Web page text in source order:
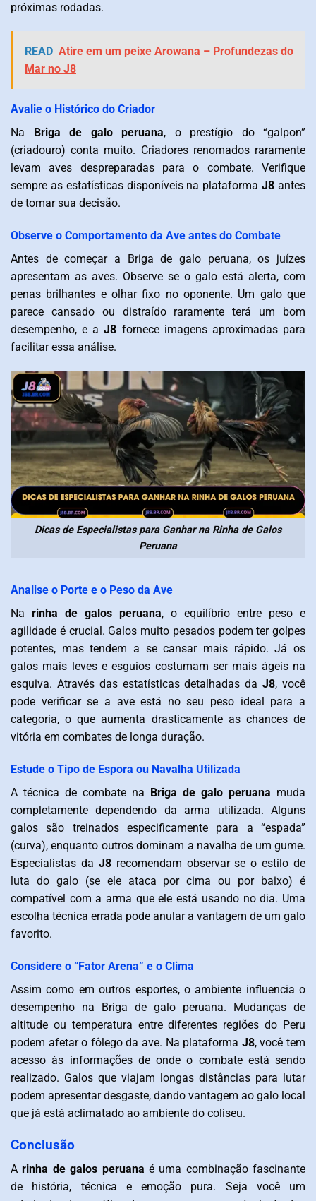
próximas rodadas.
READ Atire em um peixe Arowana – Profundezas do
Mar no J8
Avalie o Histórico do Criador
Na Briga de galo peruana, o prestígio do “galpon”
(criadouro) conta muito. Criadores renomados raramente
levam aves despreparadas para o combate. Verifique
sempre as estatísticas disponíveis na plataformaJ8 antes
de tomar sua decisão.
Observe o Comportamento da Ave antes do Combate
Antes de começar a Briga de galo peruana, os juízes
apresentam as aves. Observe se o galo está alerta, com
penas brilhantes e olhar fixo no oponente. Um galo que
parece cansado ou distraído raramente terá um bom
desempenho, e aJ8 fornece imagens aproximadas para
facilitar essa análise.
Dicas de Especialistas para Ganhar na Rinha de Galos
Peruana
Analise o Porte e o Peso da Ave
Na rinha de galos peruana, o equilíbrio entre peso e
agilidade é crucial. Galos muito pesados podem ter golpes
potentes, mas tendem a se cansar mais rápido. Já os
galos mais leves e esguios costumam ser mais ágeis na
esquiva. Através das estatísticas detalhadas daJ8, você
pode verificar se a ave está no seu peso ideal para a
categoria, o que aumenta drasticamente as chances de
vitória em combates de longa duração.
Estude o Tipo de Espora ou Navalha Utilizada
A técnica de combate na Briga de galo peruana muda
completamente dependendo da arma utilizada. Alguns
galos são treinados especificamente para a “espada”
(curva), enquanto outros dominam a navalha de um gume.
Especialistas da J8recomendam observar se o estilo de
luta do galo (se ele ataca por cima ou por baixo) é
compatível com a arma que ele está usando no dia. Uma
escolha técnica errada pode anular a vantagem de um galo
favorito.
Considere o “Fator Arena” e o Clima
Assim como em outros esportes, o ambiente influencia o
desempenho na Briga de galo peruana. Mudanças de
altitude ou temperatura entre diferentes regiões do Peru
podem afetar o fôlego da ave. Na plataforma J8, você tem
acesso às informações de onde o combate está sendo
realizado. Galos que viajam longas distâncias para lutar
podem apresentar desgaste, dando vantagem ao galo local
que já está aclimatado ao ambiente do coliseu.
Conclusão
Arinha de galos peruana é uma combinação fascinante
de história, técnica e emoção pura. Seja você um